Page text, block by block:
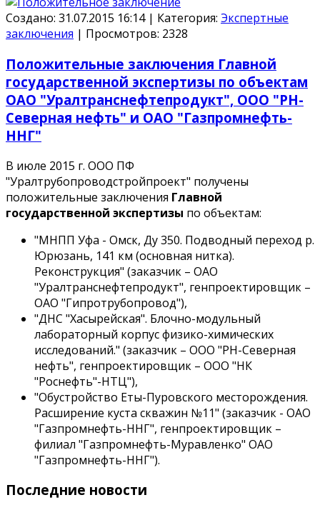
Создано: 31.07.2015 16:14 | Категория: Экспертные
заключения | Просмотров: 2328
Положительные заключения Главной
государственной экспертизы по объектам
ОАО "Уралтранснефтепродукт", ООО "РН-
Северная нефть" и ОАО "Газпромнефть-
ННГ"
В июле 2015 г. ООО ПФ
"Уралтрубопроводстройпроект" получены
положительные заключения Главной
государственной экспертизы по объектам:
"МНПП Уфа - Омск, Ду 350. Подводный переход р.
Юрюзань, 141 км (основная нитка).
Реконструкция" (заказчик – ОАО
"Уралтранснефтепродукт", генпроектировщик –
ОАО "Гипротрубопровод"),
"ДНС "Хасырейская". Блочно-модульный
лабораторный корпус физико-химических
исследований." (заказчик – ООО "РН-Северная
нефть", генпроектировщик – ООО "НК
"Роснефть"-НТЦ"),
"Обустройство Еты-Пуровского месторождения.
Расширение куста скважин №11" (заказчик - ОАО
"Газпромнефть-ННГ", генпроектировщик –
филиал "Газпромнефть-Муравленко" ОАО
"Газпромнефть-ННГ").
Последние новости